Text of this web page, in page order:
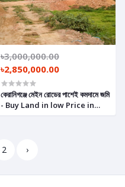
৳3,000,000.00
৳2,850,000.00
কেরানিগঞ্জে মেইন রোডের পাশেই কমদামে জমি
- Buy Land in low Price in
2 ›